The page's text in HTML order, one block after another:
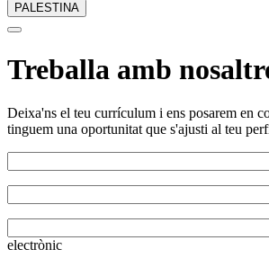
PALESTINA
Treballa amb
Deixa'ns el teu currículum i ens posarem en
tinguem una oportunitat que s'ajusti al teu
electrònic